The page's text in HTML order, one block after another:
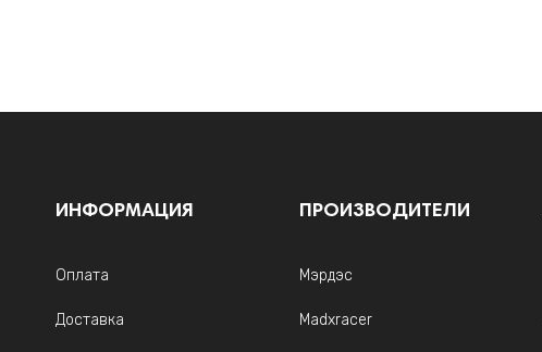
ИНФОРМАЦИЯ
Оплата
Доставка
ПРОИЗВОДИТЕЛИ
Мэрдэс
Madxracer